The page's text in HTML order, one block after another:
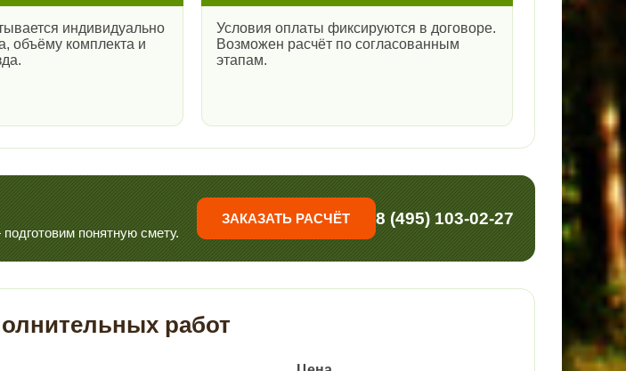
индивидуально
объёму комплекта и
Условия оплаты фиксируются в договоре.
Возможен расчёт по согласованным
этапам.
понятную смету.
ЗАКАЗАТЬ РАСЧЁТ 8 (495) 103-02-27
работ